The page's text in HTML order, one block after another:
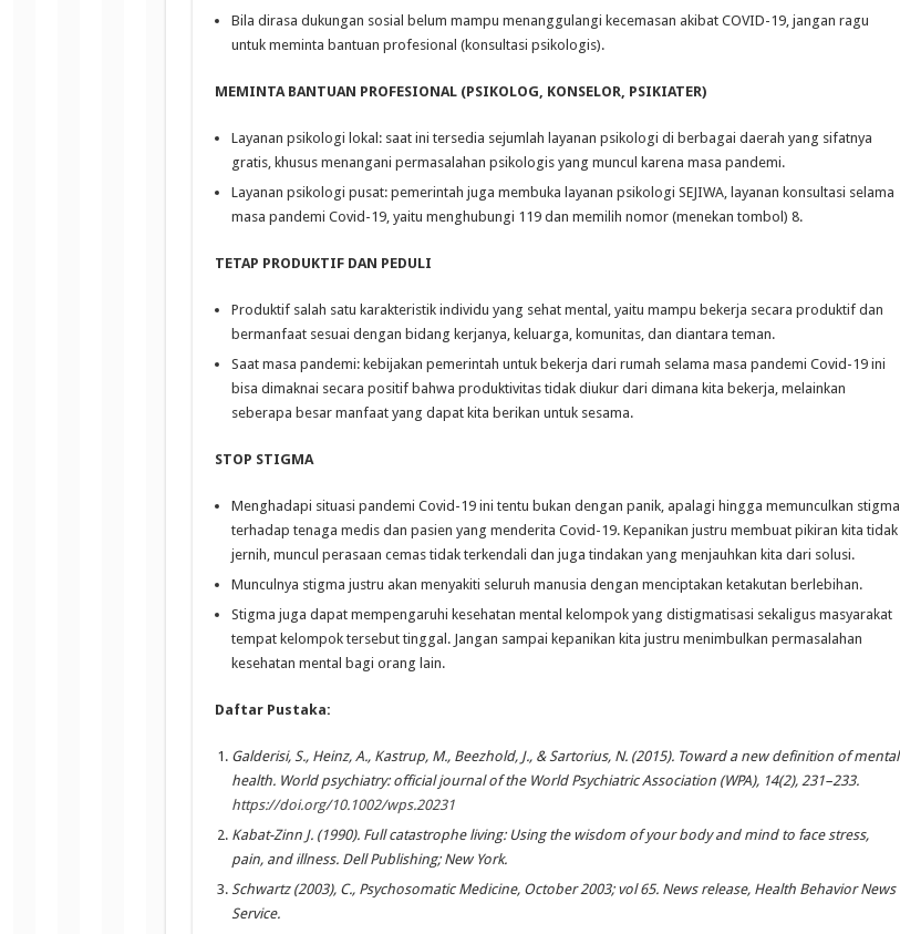
Bila dirasa dukungan sosial belum mampu menanggulangi kecemasan akibat COVID-19, jangan ragu
untuk meminta bantuan profesional (konsultasi psikologis).
MEMINTA BANTUAN PROFESIONAL (PSIKOLOG, KONSELOR, PSIKIATER)
Layanan psikologi lokal: saat ini tersedia sejumlah layanan psikologi di berbagai daerah yang sifatnya
gratis, khusus menangani permasalahan psikologis yang muncul karena masa pandemi.
Layanan psikologi pusat: pemerintah juga membuka layanan psikologi SEJIWA, layanan konsultasi selama
masa pandemi Covid-19, yaitu menghubungi 119 dan memilih nomor (menekan tombol) 8.
TETAP PRODUKTIF DAN PEDULI
Produktif salah satu karakteristik individu yang sehat mental, yaitu mampu bekerja secara produktif dan
bermanfaat sesuai dengan bidang kerjanya, keluarga, komunitas, dan diantara teman.
Saat masa pandemi: kebijakan pemerintah untuk bekerja dari rumah selama masa pandemi Covid-19 ini
bisa dimaknai secara positif bahwa produktivitas tidak diukur dari dimana kita bekerja, melainkan
seberapa besar manfaat yang dapat kita berikan untuk sesama.
STOP STIGMA
Menghadapi situasi pandemi Covid-19 ini tentu bukan dengan panik, apalagi hingga memunculkan stigma
terhadap tenaga medis dan pasien yang menderita Covid-19. Kepanikan justru membuat pikiran kita tidak
jernih, muncul perasaan cemas tidak terkendali dan juga tindakan yang menjauhkan kita dari solusi.
Munculnya stigma justru akan menyakiti seluruh manusia dengan menciptakan ketakutan berlebihan.
Stigma juga dapat mempengaruhi kesehatan mental kelompok yang distigmatisasi sekaligus masyarakat
tempat kelompok tersebut tinggal. Jangan sampai kepanikan kita justru menimbulkan permasalahan
kesehatan mental bagi orang lain.
Daftar Pustaka:
Galderisi, S., Heinz, A., Kastrup, M., Beezhold, J., & Sartorius, N. (2015). Toward a new definition of mental
health. World psychiatry: official journal of the World Psychiatric Association (WPA), 14(2), 231–233.
https://doi.org/10.1002/wps.20231
Kabat-Zinn J. (1990). Full catastrophe living: Using the wisdom of your body and mind to face stress,
pain, and illness. Dell Publishing; New York.
Schwartz (2003), C., Psychosomatic Medicine, October 2003; vol 65. News release, Health Behavior News
Service.